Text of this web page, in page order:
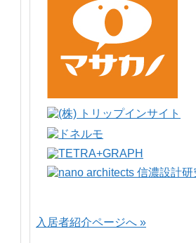
入居者紹介ページへ »